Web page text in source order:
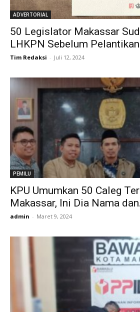
ADVERTORIAL
50 Legislator Makassar
LHKPN Sebelum Pelantikan
Tim Redaksi - Juli 12, 2024
PEMILU
KPU Umumkan 50 Caleg
Makassar, Ini Dia Nama
admin - Maret 9, 2024